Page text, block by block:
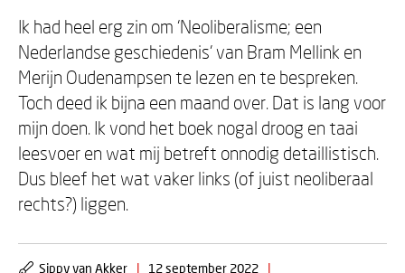
Ik had heel erg zin om ‘Neoliberalisme; een
Nederlandse geschiedenis’ van Bram Mellink en
Merijn Oudenampsen te lezen en te bespreken.
Toch deed ik bijna een maand over. Dat is lang voor
mijn doen. Ik vond het boek nogal droog en taai
leesvoer en wat mij betreft onnodig detaillistisch.
Dus bleef het wat vaker links (of juist neoliberaal
rechts?) liggen.
Sippy van Akker | 12 september 2022
|